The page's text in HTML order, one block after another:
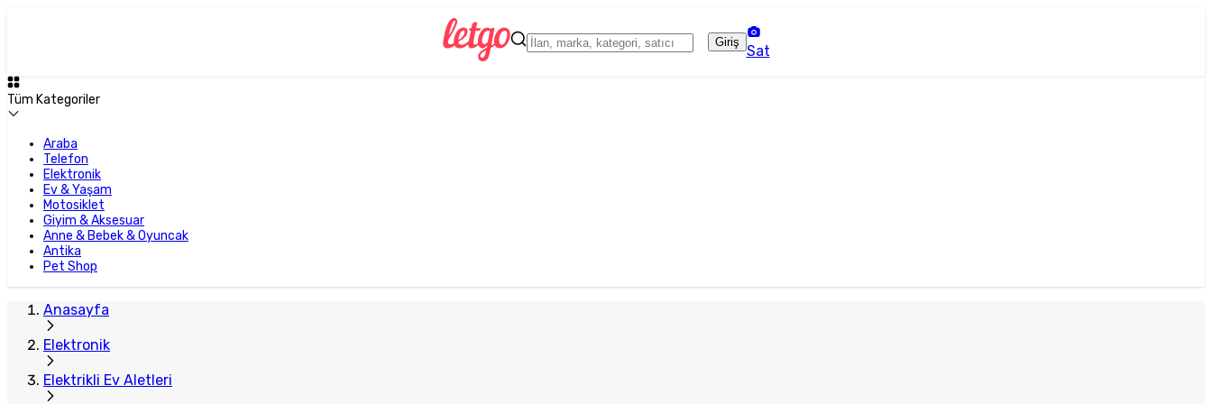
Giriş
Sat
Tüm Kategoriler
Araba
Telefon
Elektronik
Ev & Yaşam
Motosiklet
Giyim & Aksesuar
Anne & Bebek & Oyuncak
Antika
Pet Shop
Anasayfa
Elektronik
Elektrikli Ev Aletleri